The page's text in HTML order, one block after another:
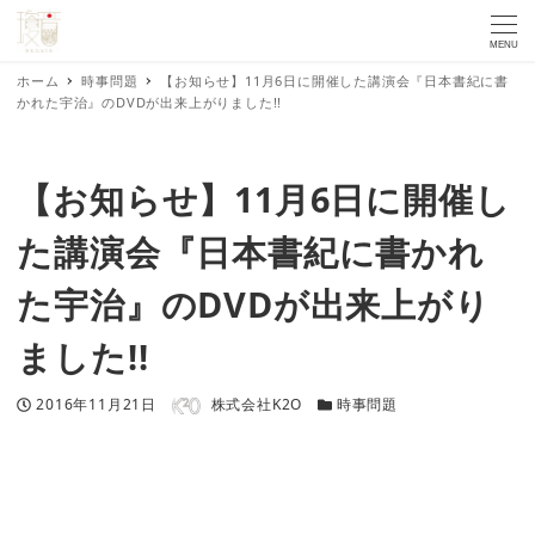
MENU
ホーム 時事問題
【お知らせ】11月6日に開催した講演会『日本書紀に書
かれた宇治』のDVDが出来上がりました!!
【お知らせ】11月6日に開催し
た講演会『日本書紀に書かれ
た宇治』のDVDが出来上がり
ました!!
投稿日
2016年11月21日 著者 株式会社K2O カテゴリー
時事問題